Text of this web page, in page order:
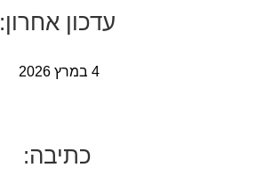
עדכון אחרון:
4 במרץ 2026
כתיבה: